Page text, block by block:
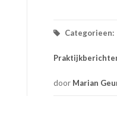
Categorieen:
door Marian